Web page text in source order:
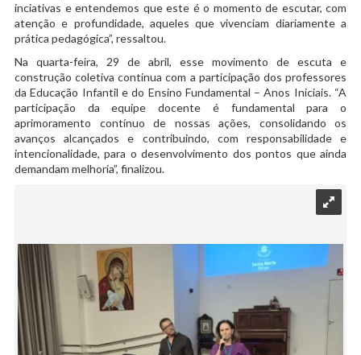
inciativas e entendemos que este é o momento de escutar, com
atenção e profundidade, aqueles que vivenciam diariamente a
prática pedagógica”, ressaltou.
Na quarta-feira, 29 de abril, esse movimento de escuta e
construção coletiva continua com a participação dos professores
da Educação Infantil e do Ensino Fundamental – Anos Iniciais. “A
participação da equipe docente é fundamental para o
aprimoramento contínuo de nossas ações, consolidando os
avanços alcançados e contribuindo, com responsabilidade e
intencionalidade, para o desenvolvimento dos pontos que ainda
demandam melhoria”, finalizou.